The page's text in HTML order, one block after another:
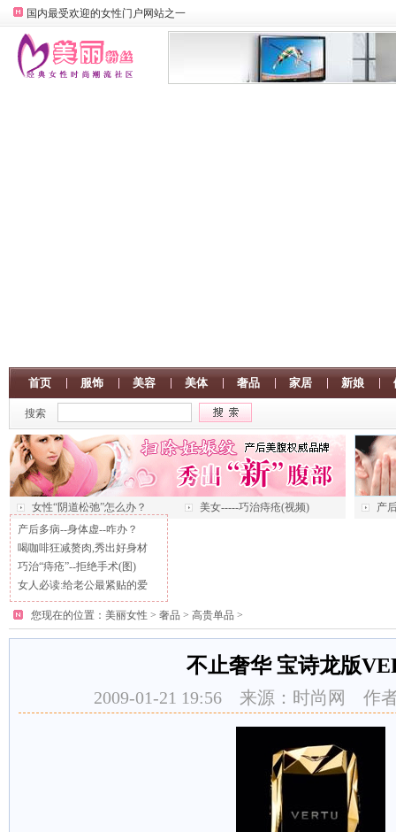
国内最受欢迎的女性门户网站之一
首页 服饰 美容 美体 奢品 家居 新娘
搜索
女性“阴道松弛”怎么办？ 美女-----巧治痔疮(视频)
产
产后多病--身体虚--咋办？
喝咖啡狂减赘肉,秀出好身材
巧治“痔疮”--拒绝手术(图)
女人必读:给老公最紧贴的爱
您现在的位置： 美丽女性 > 奢品 > 高贵单品 >
不止奢华 宝诗龙版
2009-01-21 19:56 来源：时尚网